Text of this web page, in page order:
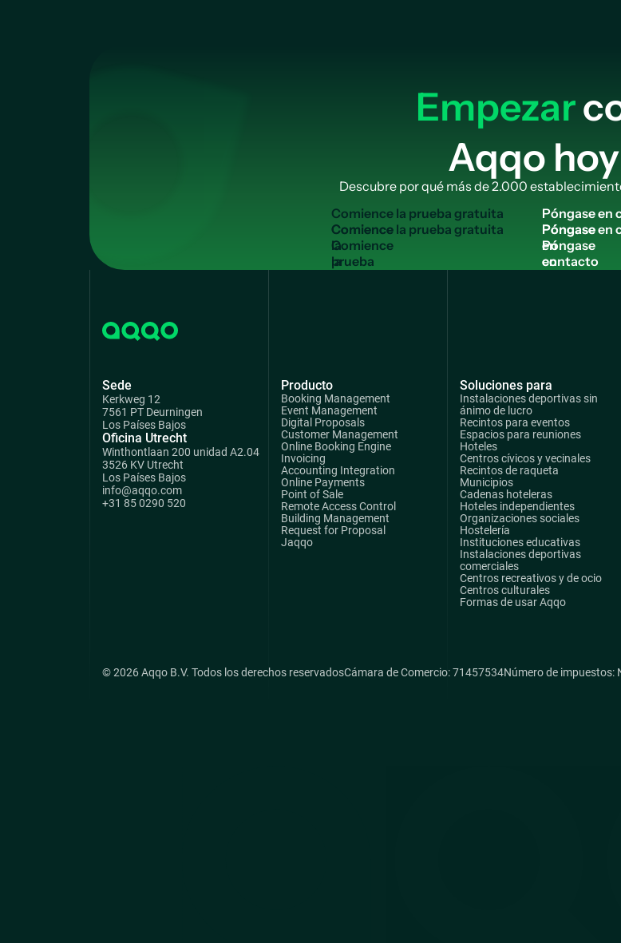
Empezar
Aqqo hoy
Descubre por qué más de 2.000
Comiencela pruebagratuita
Comience
la
prueba
Póngaseen
Póngase
en
contacto
Sede
Kerkweg 12
7561 PT Deurningen
Los Países Bajos
Oficina Utrecht
Winthontlaan 200 unidad A2.04
3526 KV Utrecht
Los Países Bajos
info@aqqo.com
+31 85 0290 520
Producto
Booking Management
Event Management
Digital Proposals
Customer Management
Online Booking Engine
Invoicing
Accounting Integration
Online Payments
Point of Sale
Remote Access Control
Building Management
Request for Proposal
Jaqqo
Soluciones para
Instalaciones deportivas sin
ánimo de lucro
Recintos para eventos
Espacios para reuniones
Hoteles
Centros cívicos y vecinales
Recintos de raqueta
Municipios
Cadenas hoteleras
Hoteles independientes
Organizaciones sociales
Hostelería
Instituciones educativas
Instalaciones deportivas
comerciales
Centros recreativos y de ocio
Centros culturales
Formas de usar Aqqo
© 2026 Aqqo B.V. Todos los derechos reservadosCámara de Comercio: 71457534Número de impuestos: